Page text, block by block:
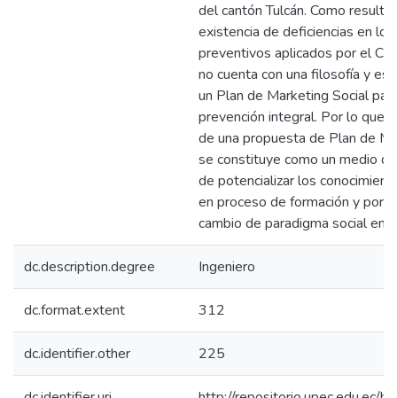
del cantón Tulcán. Como
existencia de deficiencias en
preventivos aplicados por el
no cuenta con una filosofía y
un Plan de Marketing Social
prevención integral. Por lo que
de una propuesta de Plan de
se constituye como un medio
de potencializar los
en proceso de formación y por
cambio de paradigma social en
dc.description.degree Ingeniero
dc.format.extent 312
dc.identifier.other 225